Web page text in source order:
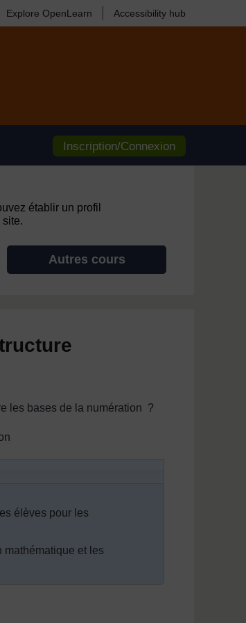
Explore OpenLearn Accessibility hub
Inscription/Connexion
établir un profil
Autres cours
les bases de la numération ?
élèves pour les
mathématique et les